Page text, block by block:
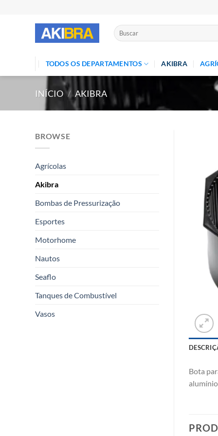
Pesquisar
por:
TODOS OS DEPARTAMENTOS AKIBRA
INÍCIO / AKIBRA
BROWSE
Agrícolas
Akibra
Bombas de Pressurização
Esportes
Motorhome
Nautos
Seaflo
Tanques de Combustível
Vasos
Bota